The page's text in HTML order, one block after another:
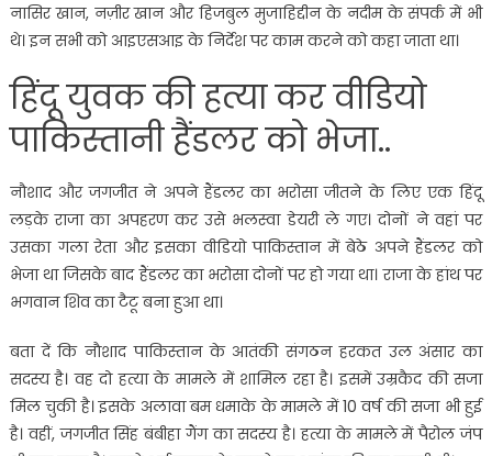
नासिर खान, नज़ीर खान और हिजबुल मुजाहिद्दीन के नदीम के संपर्क में भी
थे। इन सभी को आइएसआइ के निर्देश पर काम करने को कहा जाता था।
हिंदू युवक की हत्या कर वीडियो
पाकिस्तानी हैंडलर को भेजा..
नौशाद और जगजीत ने अपने हैंडलर का भरोसा जीतने के लिए एक हिंदू
लड़के राजा का अपहरण कर उसे भलस्वा डेयरी ले गए। दोनों ने वहां पर
उसका गला रेता और इसका वीडियो पाकिस्तान में बेठे अपने हैंडलर को
भेजा था जिसके बाद हैंडलर का भरोसा दोनों पर हो गया था। राजा के हांथ पर
भगवान शिव का टैटू बना हुआ था।
बता दें कि नाैशाद पाकिस्तान के आतंकी संगठन हरकत उल अंसार का
सदस्य है। वह दो हत्या के मामले में शामिल रहा है। इसमें उम्रकैद की सजा
मिल चुकी है। इसके अलावा बम धमाके के मामले में 10 वर्ष की सजा भी हुई
है। वहीं, जगजीत सिंह बंबीहा गैंग का सदस्य है। हत्या के मामले में पैरोल जंप